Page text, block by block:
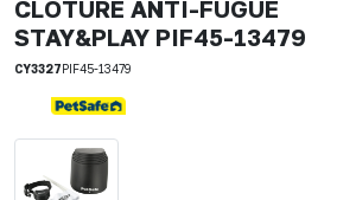
CLOTURE ANTI-FUGUE
STAY&PLAY PIF45-13479
CY3327PIF45-13479